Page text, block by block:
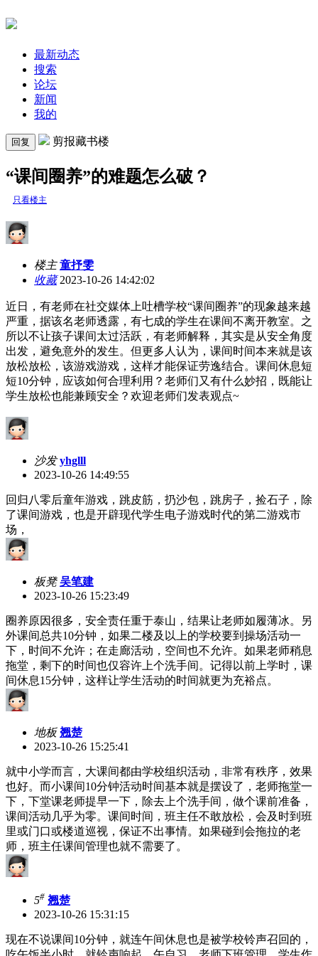
最新动态
搜索
论坛
新闻
我的
回复 剪报藏书楼
“课间圈养”的难题怎么破？
只看楼主
楼主 童抒雯
收藏2023-10-26 14:42:02
近日， 有老师在社交媒体上吐槽学校“课间圈养”的现象越来越
严重， 据该名老师透露， 有七成的学生在课间不离开教室。之
所以不让孩子课间太过活跃， 有老师解释， 其实是从安全角度
出发， 避免意外的发生。但更多人认为，课间时间本来就是该
放松放松，该游戏游戏，这样才能保证劳逸结合。课间休息短
短10分钟，应该如何合理利用？老师们又有什么妙招，既能让
学生放松也能兼顾安全？欢迎老师们发表观点~
沙发 yhglll
2023-10-26 14:49:55
回归八零后童年游戏，跳皮筋，扔沙包，跳房子，捡石子，除
了课间游戏，也是开辟现代学生电子游戏时代的第二游戏市
场，
板凳 吴笔建
2023-10-26 15:23:49
圈养原因很多，安全责任重于泰山，结果让老师如履薄冰。另
外课间总共10分钟，如果二楼及以上的学校要到操场活动一
下，时间不允许；在走廊活动，空间也不允许。如果老师稍息
拖堂，剩下的时间也仅容许上个洗手间。记得以前上学时，课
间休息15分钟，这样让学生活动的时间就更为充裕点。
地板 翘楚
2023-10-26 15:25:41
就中小学而言，大课间都由学校组织活动，非常有秩序，效果
也好。而小课间10分钟活动时间基本就是摆设了，老师拖堂一
下，下堂课老师提早一下，除去上个洗手间，做个课前准备，
课间活动几乎为零。课间时间，班主任不敢放松，会及时到班
里或门口或楼道巡视，保证不出事情。如果碰到会拖拉的老
师，班主任课间管理也就不需要了。
5# 翘楚
2023-10-26 15:31:15
现在不说课间10分钟，就连午间休息也是被学校铃声召回的，